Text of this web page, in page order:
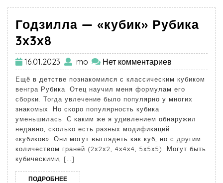
Годзилла — «кубик» Рубика
3х3х8
16.01.2023 mo Нет комментариев
Ещё в детстве познакомился с классическим кубиком
венгра Рубика. Отец научил меня формулам его
сборки. Тогда увлечение было популярно у многих
знакомых. Но скоро популярность кубика
уменьшилась. С каким же я удивлением обнаружил
недавно, сколько есть разных модификаций
«кубиков». Они могут выглядеть как куб, но с другим
количеством граней (2х2х2, 4х4х4, 5х5х5). Могут быть
кубическими, […]
ПОДРОБНЕЕ